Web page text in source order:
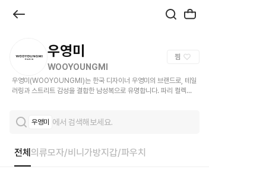
우영미
WOOYOUNGMI
찜
우영미(WOOYOUNGMI)는 한국 디자이너 우영미의 브랜드로, 테일
러링과 스트리트 감성을 결합한 남성복으로 유명합니다. 파리 컬렉션
우영미 에서 검색해보세요.
전체 의류모자/비니 가방지갑/파우치